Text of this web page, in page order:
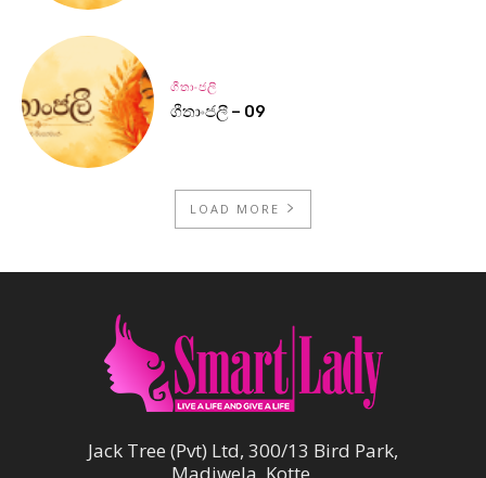
ගීතාංජලී
ගීතාංජලී – 09
LOAD MORE
Jack Tree (Pvt) Ltd, 300/13 Bird Park,